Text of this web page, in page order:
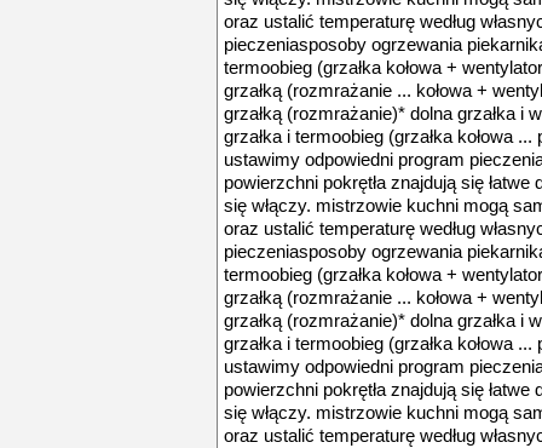
oraz ustalić temperaturę według
pieczeniasposoby ogrzewania
termoobieg (grzałka kołowa +
grzałką (rozmrażanie ... kołowa +
grzałką (rozmrażanie)* dolna grzałka i
grzałka i termoobieg (grzałka kołowa
ustawimy odpowiedni program
powierzchni pokrętła znajdują się
się włączy. mistrzowie kuchni mogą
oraz ustalić temperaturę według
pieczeniasposoby ogrzewania
termoobieg (grzałka kołowa +
grzałką (rozmrażanie ... kołowa +
grzałką (rozmrażanie)* dolna grzałka i
grzałka i termoobieg (grzałka kołowa
ustawimy odpowiedni program
powierzchni pokrętła znajdują się
się włączy. mistrzowie kuchni mogą
oraz ustalić temperaturę według